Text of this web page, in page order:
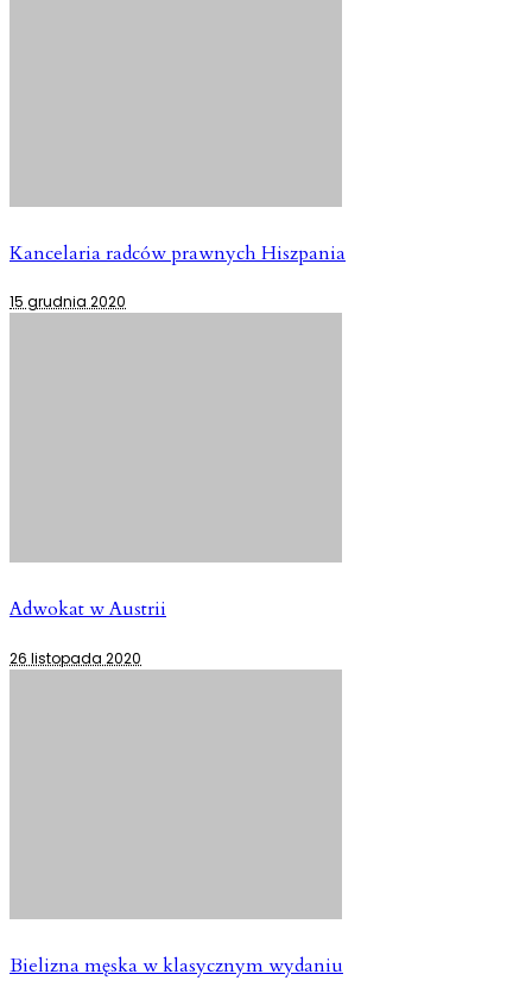
Kancelaria radców prawnych Hiszpania
15 grudnia 2020
Adwokat w Austrii
26 listopada 2020
Bielizna męska w klasycznym wydaniu